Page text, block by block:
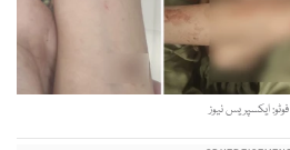
فوٹو: ایکسپریس نیوز